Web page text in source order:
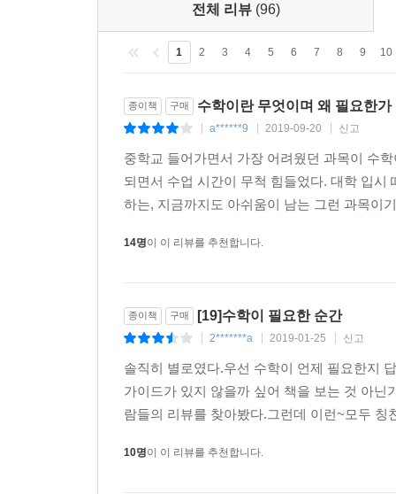
사고란 무엇인가’를 알려주기 위해 수학 교육
설정으로 시작하는 이 이론은 수학적 사고란 멀
과정에 있음을 깨닫게 만든다. 이 책을 읽다가
■ 수학이 필요한 시대, 문과생·기업 임원·발레리
빅데이터나 머신러닝 등이 일상이 된 첨단 정보
대표주자로서 방한할 때마다 다양한 대중을 대
매력에 푹 빠져든다. 더 천천히 쉬운 말로 설명하
이 책은 옥스퍼드 수학과의 명강의를 포함하여
현장에 찾아온 듯 수학에 대해 묻고 답하는 세
분야를 넘어 해박한 지식을 지닌 그는 스스로 “
세계에 대해 평생을 걸쳐 탐구해온 주제를 이
전체 리뷰 (96)
1 2 3 4 5 6 7 8 9 10
종이책 구매 수학이란 무엇이며 왜 필요한가
a******9 2019-09-20 신고
중학교 들어가면서 가장 어려웠던 과목이 수
되면서 수업 시간이 무척 힘들었다. 대학 입
하는, 지금까지도 아쉬움이 남는 그런 과목이
14명이 이 리뷰를 추천합니다.
종이책 구매 [19]수학이 필요한 순간
2*******a 2019-01-25 신고
솔직히 별로였다.우선 수학이 언제 필요한지
가이드가 있지 않을까 싶어 책을 보는 것 아
람들의 리뷰를 찾아봤다.그런데 이런~모두
10명이 이 리뷰를 추천합니다.